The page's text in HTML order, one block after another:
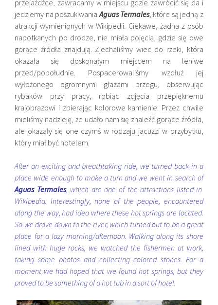
przejażdżce, zawracamy w miejscu gdzie zawrócić się da i
jedziemy na poszukiwaniaAguas Termales, które są jedną z
atrakcji wymienionych w Wikipedii. Ciekawe, żadna z osób
napotkanych po drodze, nie miała pojęcia, gdzie się owe
gorące źródła znajdują. Zjechaliśmy wiec do rzeki, która
okazała się doskonałym miejscem na leniwe
przed/popołudnie. Pospacerowaliśmy wzdłuż jej
wyłożonego ogromnymi głazami brzegu, obserwując
rybaków przy pracy, robiąc zdjęcia przepięknemu
krajobrazowi i zbierając kolorowe kamienie. Przez chwile
mieliśmy nadzieję, że udało nam się znaleźć gorące źródła,
ale okazały się one czymś w rodzaju jacuzzi w przybytku,
który miał być hotelem.
After an exciting and breathtaking ride, we turned back in a
place wide enough to make a turn and we went in search of
Aguas Termales, which are one of the attractions listed in
Wikipedia. Interestingly, none of the people, encountered
along the way, had idea where these hot springs are located.
So we drove down to the river, which turned out to be a great
place for a lazy morning/afternoon. Walking along its shore
lined with huge rocks, we watched the fishermen at work,
taking some photos and collecting colored stones. For a
moment we had hoped that we found hot springs, but they
proved to be something of a hot tub in a sort of hotel.